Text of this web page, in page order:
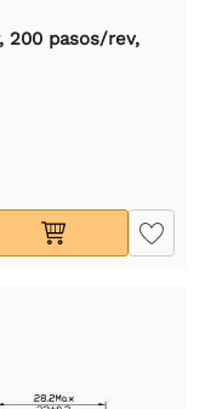
200 pasos/rev,